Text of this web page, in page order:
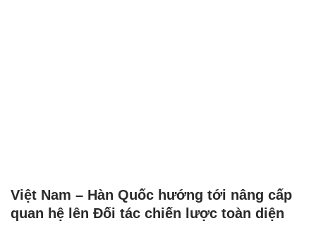
Việt Nam – Hàn Quốc hướng tới nâng cấp
quan hệ lên Đối tác chiến lược toàn diện